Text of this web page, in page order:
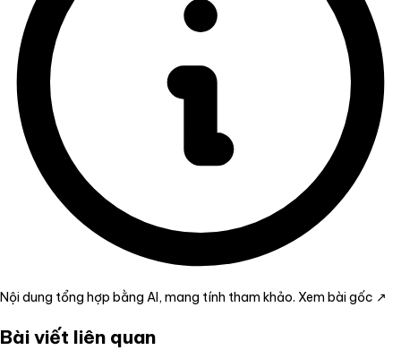
Nội dung tổng hợp bằng AI, mang tính tham khảo. Xem bài gốc ↗
Bài viết liên quan